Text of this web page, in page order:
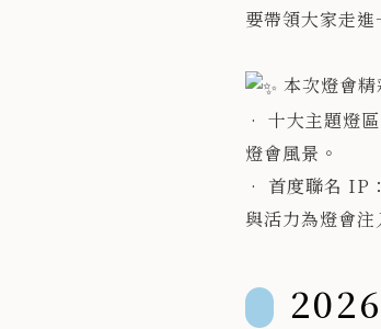
現場發放限量「
集滿 3場 換：
集滿 5場 換：折
集滿 7場 換：
這個週末，就
要帶領大家走進
本次燈會精
• 十大主題燈
燈會風景。
• 首度聯名 IP
與活力為燈會注